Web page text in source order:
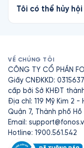
Tôi có thể hủy
VỀ CHÚNG TÔI
CÔNG TY CỔ PHẦN
Giấy CNĐKKD:
cấp bởi Sở KHĐT
Địa chỉ: 119 Mỹ Kim 2 -
Quận 7, Thành phố
Email:
Hotline: 1900.561.542